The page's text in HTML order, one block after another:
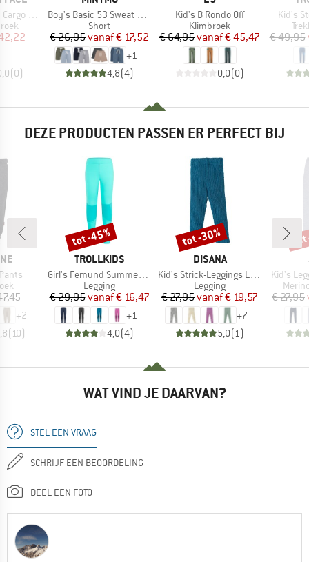
Pant
prijs
(0)
Artikel
Boy's Basic 53 Sweat Short (2-Pack)
Productgroep
Short
Prijs
€ 26,95 Verlaagde prijs
vanaf€ 17,52
+1
4,8(4)
Artikel
Kid's B Rondo Off
Productgroep
Klimbroek
Prijs
€ 64,95 Verlaagde prijs
vanaf€ 45,47
0,0(0)
Artikel
Kid's
€ 49,95
DEZE PRODUCTEN PASSEN ER PERFECT BIJ
+2
(10)
MERK
TROLLKIDS
Artikel
Girl's Femund Summer Tights
Productgroep
Legging
Prijs
€ 29,95 Verlaagde prijs
vanaf€ 16,47
+1
4,0(4)
Korting
tot -45%
MERK
DISANA
Artikel
Kid's Strick-Leggings Light
Productgroep
Legging
Prijs
€ 27,95 Verlaagde prijs
vanaf€ 19,57
+7
5,0(1)
Korting
tot -30%
Artikel
Kid's
€ 27,95
WAT VIND JE DAARVAN?
STEL EEN VRAAG
SCHRIJF EEN BEOORDELING
DEEL EEN FOTO